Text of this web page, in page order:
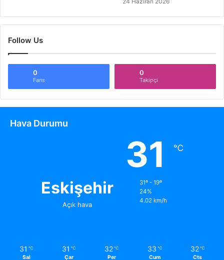
Follow Us
0
Fans
0
Takipçi
Hava Durumu
Eskişehir
Açık hava
31 ℃
31º - 19º
24%
4.02 km/h
31 ℃
Sal
31 ℃
Çar
32 ℃
Per
33 ℃
Cum
32 ℃
Cts